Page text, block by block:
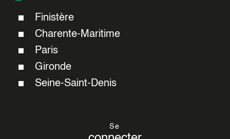
Finistère
Charente-Maritime
Paris
Gironde
Seine-Saint-Denis
Se